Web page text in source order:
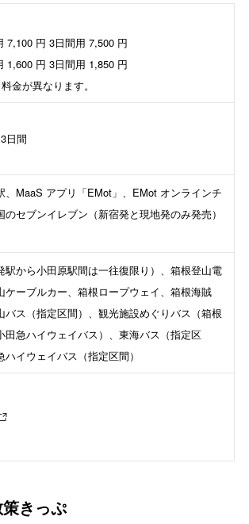
7,100 円 3日間用 7,500 円
1,600 円 3日間用 1,850 円
金が異なります。
日間
、MaaS アプリ「EMot」、EMot オンラインチ
のセブンイレブン（新宿発と現地発のみ発売）
駅から小田原駅間は一往復限り）、箱根登山電
ケーブルカー、箱根ロープウェイ、箱根海賊
バス（指定区間）、観光施設めぐりバス（箱根
田急ハイウェイバス）、東海バス（指定区
イウェイバス（指定区間）
きっぷ